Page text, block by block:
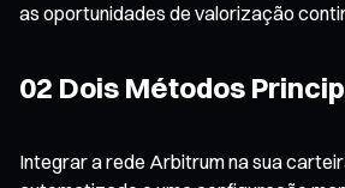
as oportunidades de valorização
02 Dois Métodos
Integrar a rede Arbitrum na sua